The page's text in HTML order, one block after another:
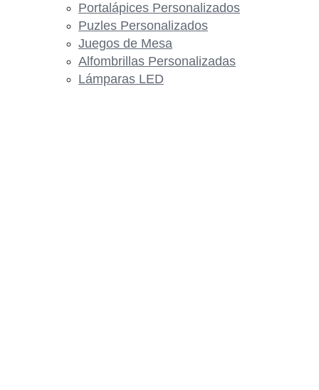
Portalápices Personalizados
Puzles Personalizados
Juegos de Mesa
Alfombrillas Personalizadas
Lámparas LED